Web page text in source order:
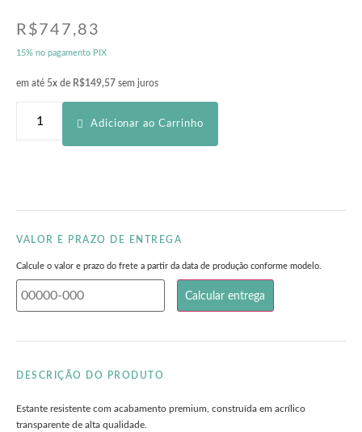
R$747,83
15% no pagamento PIX
em até 5x de R$149,57 sem juros
Adicionar ao Carrinho
VALOR E PRAZO DE ENTREGA
Calcule o valor e prazo do frete a partir da data de produção conforme modelo.
DESCRIÇÃO DO PRODUTO
Estante resistente com acabamento premium, construída em acrílico
transparente de alta qualidade.